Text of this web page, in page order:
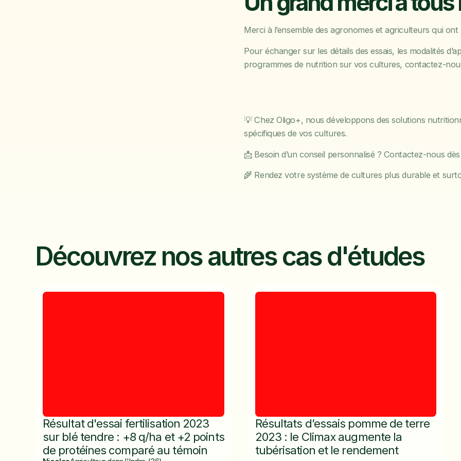
Merci à l’ensemble des agronomes et agriculteurs qui ont
Pour échanger sur les détails des essais, les modalités
programmes de nutrition sur vos cultures, contactez-
💡 Chez Oligo+, nous développons des solutions
spécifiques de vos cultures.
📩 Besoin d’un conseil personnalisé ? Contactez-nous
🌾 Rendez votre système de cultures plus durable et
Découvrez nos autres cas d'études
Résultat d'essai fertilisation 2023
sur blé tendre : +8 q/ha et +2 points
de protéines comparé au témoin
Résultats d’essais pomme de terre
2023 : le Climax augmente la
tubérisation et le rendement